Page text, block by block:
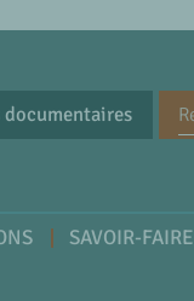
SAVOIR-FAIRE
documentaires